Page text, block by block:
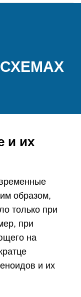
и их
образом,
только при
при
на
и их